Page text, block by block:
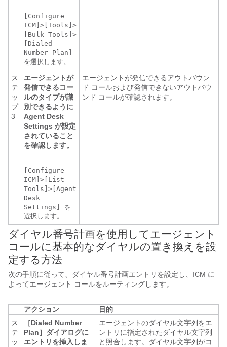
[Configure
ICM]>[Tools]>
[Bulk Tools]>
[Dialed
Number Plan]
を選択します。
ス
テ
ッ
プ
3
エージェントが
発信できるコー
ルのタイプが識
別できるように
Agent Desk
Settings が設定
されていること
を確認します。
[Configure
ICM]>[List
Tools]>[Agent
Desk
Settings] を
選択します。
エージェントが発信できるアウトバウン
ド コールおよび発信できないアウトバウ
ンド コールが確認されます。
ダイヤル番号計画を使用してエージェント
コールに基本的なダイヤルの置き換えを設
定する方法
次の手順に従って、ダイヤル番号計画エントリを設定し、ICM に
よってエージェント コールをルーティングします。
アクション
目的
ス
テ
ッ
［Dialed Number
Plan］ダイアログに
エントリを挿入しま
エージェントのダイヤル文字列をエ
ントリに指定されたダイヤル文字列
と照合します。ダイヤル文字列がコ